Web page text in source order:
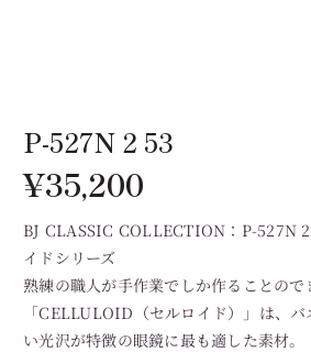
P-527N 2 53
¥35,200
BJ CLASSIC COLLECTION：P-527N
イドシリーズ
熟練の職人が手作業でしか作ることので
「CELLULOID（セルロイド）」は、
い光沢が特徴の眼鏡に最も適した素材。